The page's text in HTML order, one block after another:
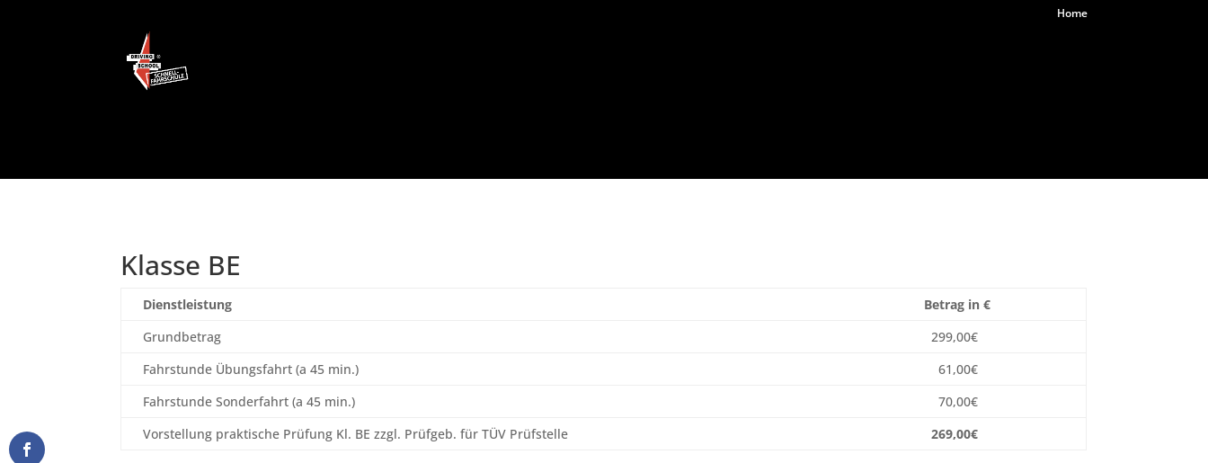
Home
Klasse BE
Dienstleistung
Betrag in €
Grundbetrag
299,00€
Fahrstunde Übungsfahrt (a 45 min.)
61,00€
Fahrstunde Sonderfahrt (a 45 min.)
70,00€
Vorstellung praktische Prüfung Kl. BE zzgl. Prüfgeb. für TÜV Prüfstelle
269,00€